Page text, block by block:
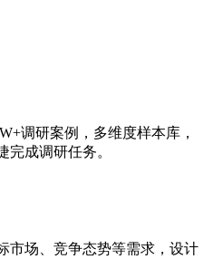
调研案例，多维度样本库，
完成调研任务。
市场、竞争态势等需求，设计